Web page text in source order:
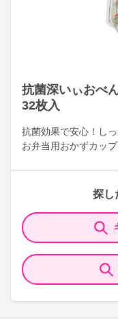
抗菌深いぃおべ
32枚入
抗菌効果で安心！し
お弁当用おかずカップ
探し